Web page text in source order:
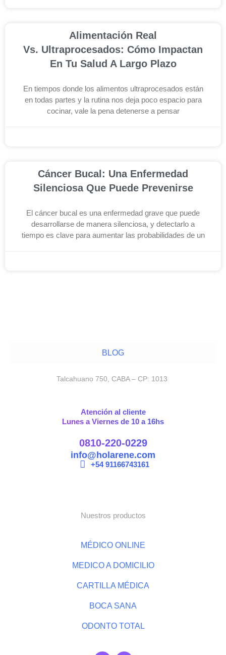
Alimentación Real
Vs. Ultraprocesados: Cómo Impactan
En Tu Salud A Largo Plazo
En tiempos donde los alimentos ultraprocesados están
en todas partes y la rutina nos deja poco espacio para
cocinar, vale la pena detenerse a pensar
Cáncer Bucal: Una Enfermedad
Silenciosa Que Puede Prevenirse
El cáncer bucal es una enfermedad grave que puede
desarrollarse de manera silenciosa, y detectarlo a
tiempo es clave para aumentar las probabilidades de un
BLOG
Talcahuano 750, CABA – CP: 1013
Atención al cliente
Lunes a Viernes de 10 a 16hs
0810-220-0229
info@holarene.com
+54 91166743161
Nuestros productos
MÉDICO ONLINE
MEDICO A DOMICILIO
CARTILLA MÉDICA
BOCA SANA
ODONTO TOTAL